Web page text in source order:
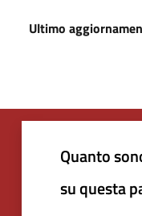
Ultimo
Quanto
su questa